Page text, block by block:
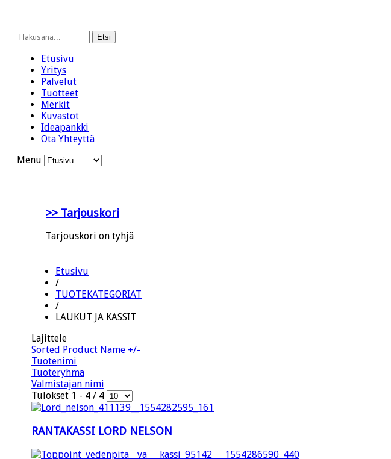
Etsi
Etusivu
Yritys
Palvelut
Tuotteet
Merkit
Kuvastot
Ideapankki
Ota Yhteyttä
Menu
>> Tarjouskori
Tarjouskori on tyhjä
Etusivu
/
TUOTEKATEGORIAT
/
LAUKUT JA KASSIT
Lajittele
Sorted Product Name +/-
Tuotenimi
Tuoteryhmä
Valmistajan nimi
Tulokset 1 - 4 / 4
RANTAKASSI LORD NELSON